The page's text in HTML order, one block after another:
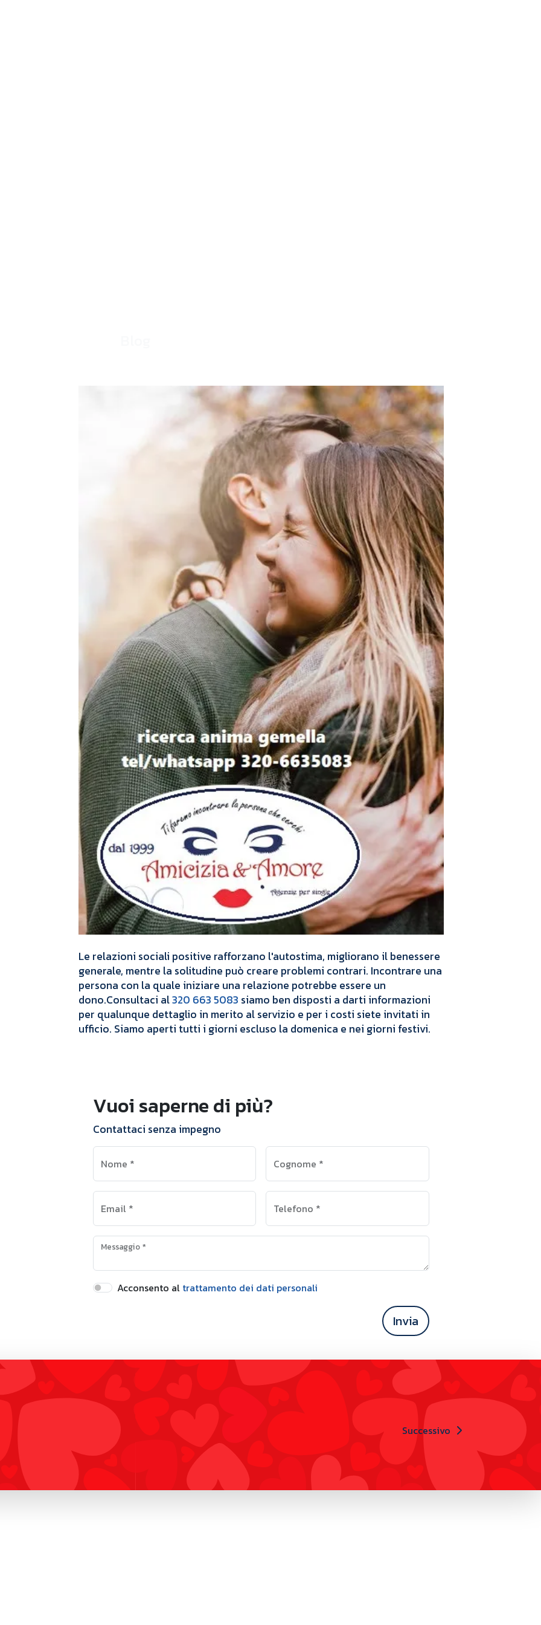
Le relazioni sociali positive rafforzano l'autostima, migliorano il benessere
generale, mentre la solitudine può creare problemi contrari. Incontrare una
persona con la quale iniziare una relazione potrebbe essere un
dono.Consultaci al320 663 5083 siamo ben disposti a darti informazioni
per qualunque dettaglio in merito al servizio e per i costi siete invitati in
ufficio. Siamo aperti tutti i giorni escluso la domenica e nei giorni festivi.
Vuoi saperne di più?
Contattaci senza impegno
Nome * Cognome *
Email * Telefono *
Messaggio*
Acconsento al trattamento dei dati personali
Invia
Successivo